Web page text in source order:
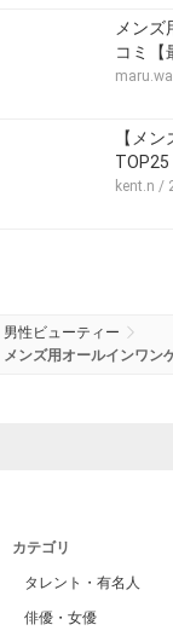
メンズ
コミ【
【メ
TOP25
kent.n /
男性ビューティー
メンズ用オールインワン
カテゴリ
タレント・有名人
俳優・女優